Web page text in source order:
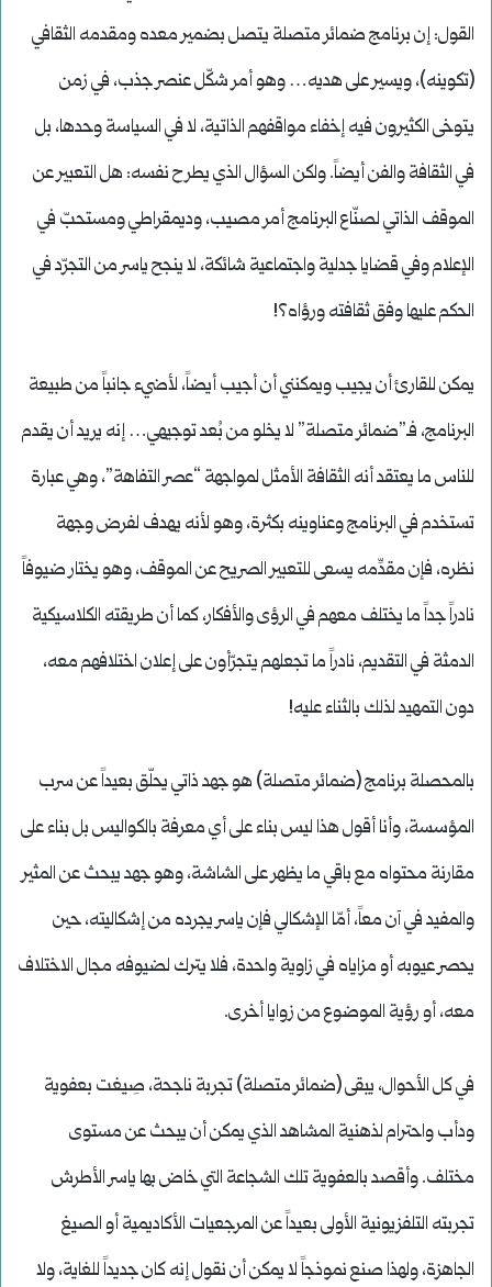
القول: إن برنامج ضمائر متصلة يتصل بضمير معده ومقدمه الثقافي
(تكوينه)، ويسير على هديه… وهو أمر شكّل عنصر جذب، في زمن
يتوخى الكثيرون فيه إخفاء مواقفهم الذاتية، لا في السياسة وحدها، بل
في الثقافة والفن أيضاً. ولكن السؤال الذي يطرح نفسه: هل التعبير عن
الموقف الذاتي لصنّاع البرنامج أمر مصيب، وديمقراطي ومستحبّ في
الإعلام وفي قضايا جدلية واجتماعية شائكة، لا ينجح ياسر من التجرّد في
الحكم عليها وفق ثقافته ورؤاه؟!
يمكن للقارئ أن يجيب ويمكنني أن أجيب أيضاً، لأضيء جانباً من طبيعة
البرنامج، فـ”ضمائر متصلة” لا يخلو من بُعد توجيهي… إنه يريد أن يقدم
للناس ما يعتقد أنه الثقافة الأمثل لمواجهة “عصر التفاهة”، وهي عبارة
تستخدم في البرنامج وعناوينه بكثرة، وهو لأنه يهدف لفرض وجهة
نظره، فإن مقدِّمه يسعى للتعبير الصريح عن الموقف، وهو يختار ضيوفاً
نادراً جداً ما يختلف معهم في الرؤى والأفكار، كما أن طريقته الكلاسيكية
الدمثة في التقديم، نادراً ما تجعلهم يتجرّأون على إعلان اختلافهم معه،
دون التمهيد لذلك بالثناء عليه!
بالمحصلة برنامج (ضمائر متصلة) هو جهد ذاتي يحلّق بعيداً عن سرب
المؤسسة، وأنا أقول هذا ليس بناء على أي معرفة بالكواليس بل بناء على
مقارنة محتواه مع باقي ما يظهر على الشاشة، وهو جهد يبحث عن المثير
والمفيد في آن معاً، أمّا الإشكالي فإن ياسر يجرده من إشكاليته، حين
يحصر عيوبه أو مزاياه في زاوية واحدة، فلا يترك لضيوفه مجال الاختلاف
معه، أو رؤية الموضوع من زوايا أخرى.
في كل الأحوال، يبقى (ضمائر متصلة) تجربة ناجحة، صِيغت بعفوية
ودأب واحترام لذهنية المشاهد الذي يمكن أن يبحث عن مستوى
مختلف. وأقصد بالعفوية تلك الشجاعة التي خاض بها ياسر الأطرش
تجربته التلفزيونية الأولى بعيداً عن المرجعيات الأكاديمية أو الصيغ
الجاهزة، ولهذا صنع نموذجاً لا يمكن أن نقول إنه كان جديداً للغاية، ولا